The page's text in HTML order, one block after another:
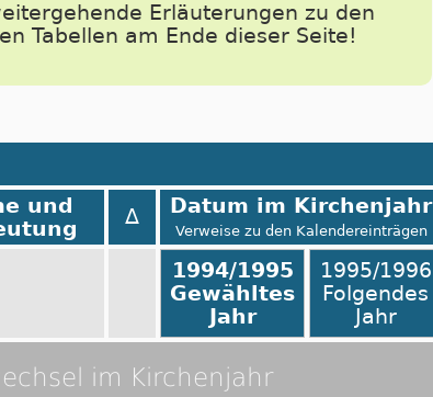
Erläuterungen zu den
Tabellen am Ende dieser Seite!
und
Δ Datum im Kirchenjahr
Verweise zu den Kalendereinträgen
1994/1995
Gewähltes
Jahr
1995/1996
Folgendes
Jahr
im Kirchenjahr